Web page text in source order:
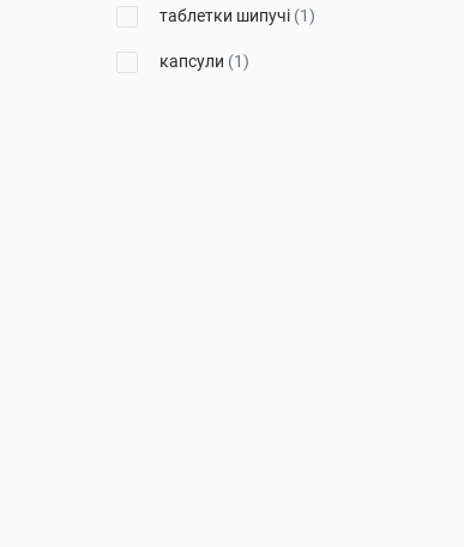
таблетки шипучі (1)
капсули (1)